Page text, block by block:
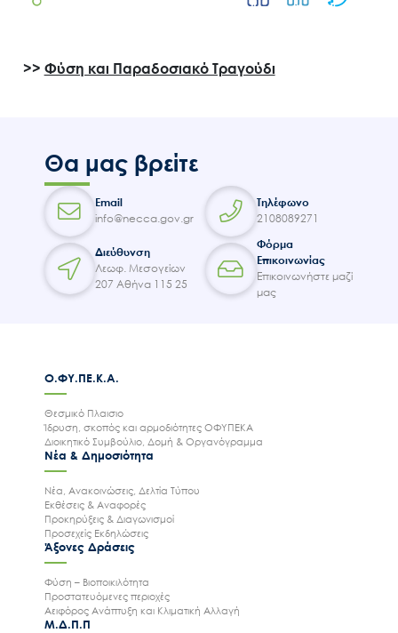
Μ.Δ.Π.Π.
Επικοινωνία
>> Φύση και Παραδοσιακό Τραγούδι
Θα μας βρείτε
Email
info@necca.gov.gr
Τηλέφωνο
2108089271
Διεύθυνση
Λεωφ. Μεσογείων
207 Αθήνα 115 25
Φόρμα
Επικοινωνίας
Επικοινωνήστε μαζί
μας
Ο.ΦΥ.ΠΕ.Κ.Α.
Θεσμικό Πλαισιο
Ίδρυση, σκοπός και αρμοδιότητες ΟΦΥΠΕΚΑ
Διοικητικό Συμβούλιο, Δομή & Οργανόγραμμα
Νέα & Δημοσιότητα
Νέα, Ανακοινώσεις, Δελτία Τύπου
Εκθέσεις & Αναφορές
Προκηρύξεις & Διαγωνισμοί
Προσεχείς Εκδηλώσεις
Άξονες Δράσεις
Φύση – Βιοποικιλότητα
Προστατευόμενες περιοχές
Αειφόρος Ανάπτυξη και Κλιματική Αλλαγή
Μ.Δ.Π.Π